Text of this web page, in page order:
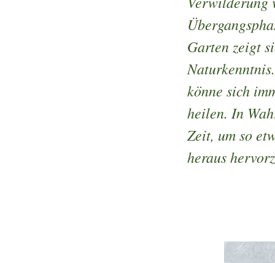
Garten zeigt
könne sich
heilen. In
Zeit, um so
heraus